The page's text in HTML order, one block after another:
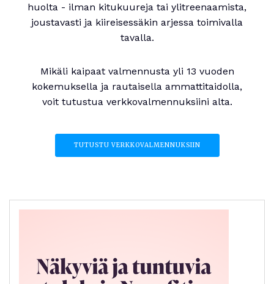
huolta - ilman kitukuureja tai ylitreenaamista,
joustavasti ja kiireisessäkin arjessa toimivalla
tavalla.
Mikäli kaipaat valmennusta yli 13 vuoden
kokemuksella ja rautaisella ammattitaidolla,
voit tutustua verkkovalmennuksiini alta.
TUTUSTU VERKKOVALMENNUKSIIN